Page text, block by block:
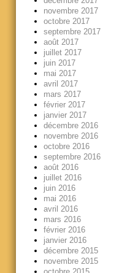
novembre 2017
octobre 2017
septembre 2017
août 2017
juillet 2017
juin 2017
mai 2017
avril 2017
mars 2017
février 2017
janvier 2017
décembre 2016
novembre 2016
octobre 2016
septembre 2016
août 2016
juillet 2016
juin 2016
mai 2016
avril 2016
mars 2016
février 2016
janvier 2016
décembre 2015
novembre 2015